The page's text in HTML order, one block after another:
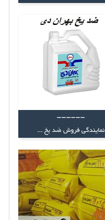
------
نمایندگی فروش ضد یخ ...